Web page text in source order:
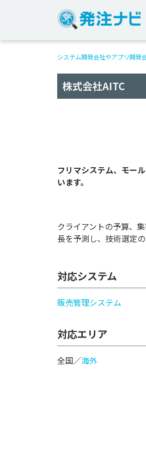
システム開発会社やアプリ開発
株式会社AITC
フリマシステム、モー
います。
クライアントの予算、
長を予測し、技術選定
対応システム
販売管理システム
対応エリア
全国／海外